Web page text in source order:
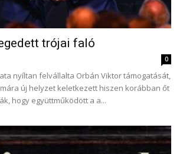
trójai faló
0
nyíltan felvállalta Orbán Viktor támogatását,
új helyzet keletkezett hiszen korábban őt
hogy együttműködött a a...